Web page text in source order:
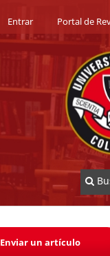
Entrar Portal de
Enviar un artículo